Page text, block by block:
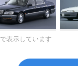
で表示しています